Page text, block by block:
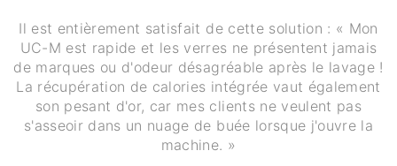
Il est entièrement satisfait de cette solution : « Mon
UC-M est rapide et les verres ne présentent jamais
de marques ou d'odeur désagréable après le lavage !
La récupération de calories intégrée vaut également
son pesant d'or, car mes clients ne veulent pas
s'asseoir dans un nuage de buée lorsque j'ouvre la
machine. »